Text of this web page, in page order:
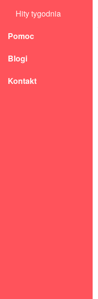
Hity tygodnia
Pomoc
Blogi
Kontakt